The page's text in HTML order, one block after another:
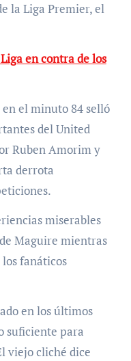
la Liga Premier, el
en contra de los
el minuto 84 selló
del United
Ruben Amorim y
derrota
miserables
Maguire mientras
fanáticos
en los últimos
suficiente para
viejo cliché dice